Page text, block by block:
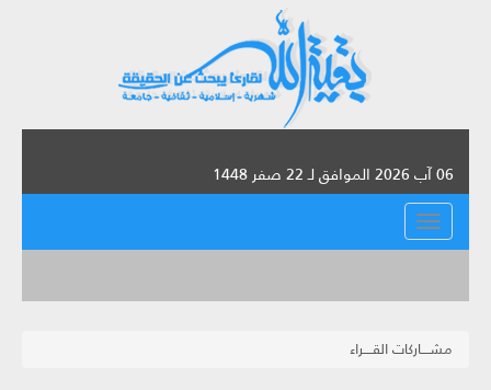
06 آب 2026 الموافق لـ 22 صفر 1448
القائمة
مشــــاركات القــــراء